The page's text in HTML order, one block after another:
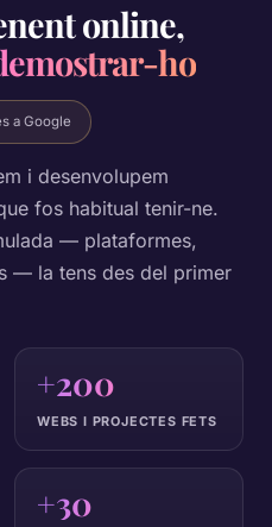
online,
ho
a Google
i desenvolupem
fos habitual tenir-ne.
— plataformes,
— la tens des del primer
+200
WEBS I PROJECTES FETS
+30